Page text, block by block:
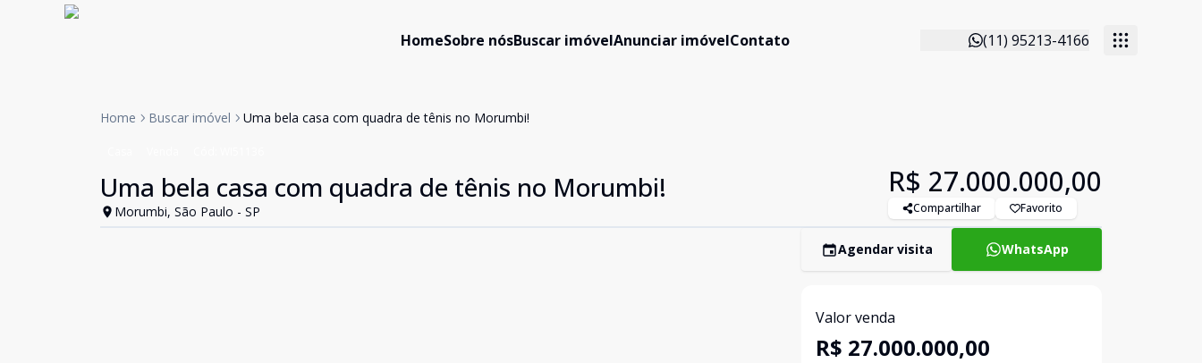
HomeSobre nósBuscar imóvelAnunciar imóvelContato (11) 95213-4166
Home Buscar imóvel Uma bela casa com quadra de tênis no Morumbi!
Uma bela casa com quadra de tênis no Morumbi!
Morumbi, São Paulo - SP
R$ 27.000.000,00
Compartilhar Favorito
Agendar visita WhatsApp
Valor venda
R$ 27.000.000,00